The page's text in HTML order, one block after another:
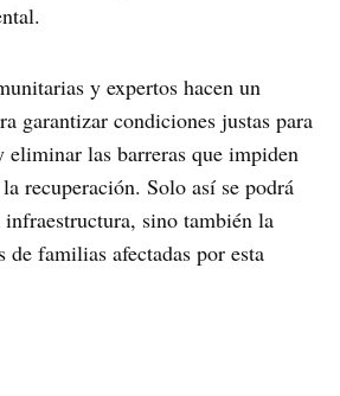
y expertos hacen un
garantizar condiciones justas para
eliminar las barreras que impiden
recuperación. Solo así se podrá
sino también la
de familias afectadas por esta